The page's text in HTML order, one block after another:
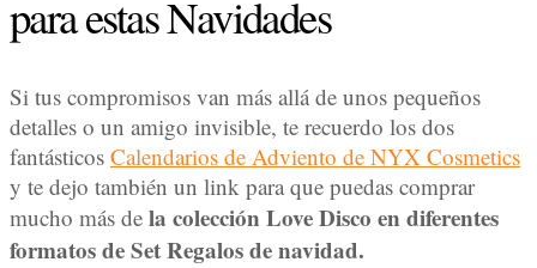
para estas Navidades
Si tus compromisos van más allá de unos pequeños
detalles o un amigo invisible, te recuerdo los dos
fantásticos Calendarios de Adviento de NYX Cosmetics
y te dejo también un link para que puedas comprar
mucho más de la colección Love Disco en diferentes
formatos de Set Regalos de navidad.